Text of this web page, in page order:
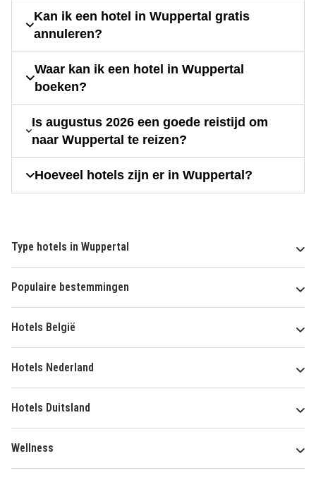
Kan ik een hotel in Wuppertal gratis
annuleren?
Waar kan ik een hotel in Wuppertal
boeken?
Is augustus 2026 een goede reistijd om
naar Wuppertal te reizen?
Hoeveel hotels zijn er in Wuppertal?
Type hotels in Wuppertal
Populaire bestemmingen
Hotels België
Hotels Nederland
Hotels Duitsland
Wellness